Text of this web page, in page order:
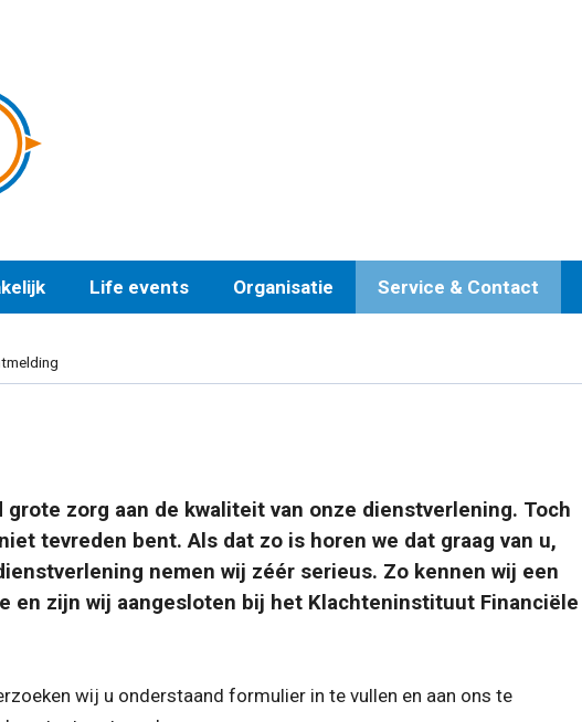
Life events Organisatie Service & Contact
zorg aan de kwaliteit van onze dienstverlening. Toch
tevreden bent. Als dat zo is horen we dat graag van u,
nemen wij zéér serieus. Zo kennen wij een
en zijn wij aangesloten bij het Klachteninstituut Financiële
wij u onderstaand formulier in te vullen en aan ons te